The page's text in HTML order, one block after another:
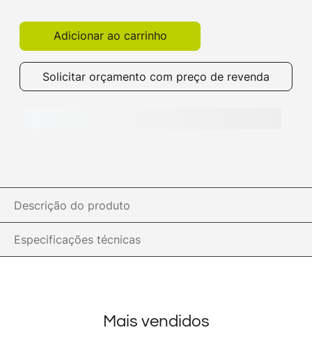
Adicionar ao carrinho
Solicitar orçamento com preço de revenda
Descrição do produto
Especificações técnicas
Mais vendidos